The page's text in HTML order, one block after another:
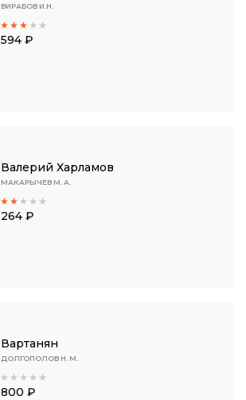
ВИРАБОВ И.Н.
594 ₽
Валерий Харламов
МАКАРЫЧЕВ М. А.
264 ₽
Вартанян
ДОЛГОПОЛОВ Н. М.
800 ₽